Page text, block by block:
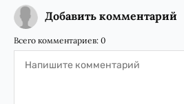
Добавить комментарий
Всего комментариев: 0